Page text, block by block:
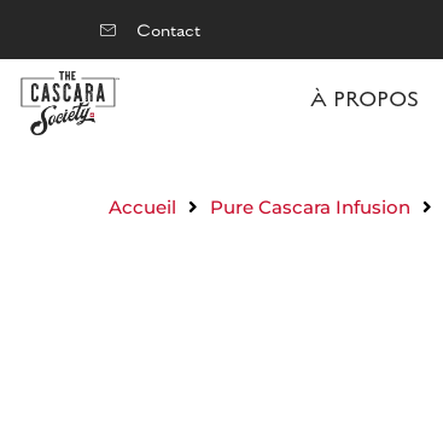
Contact
À PROPOS
Accueil Pure Cascara Infusion